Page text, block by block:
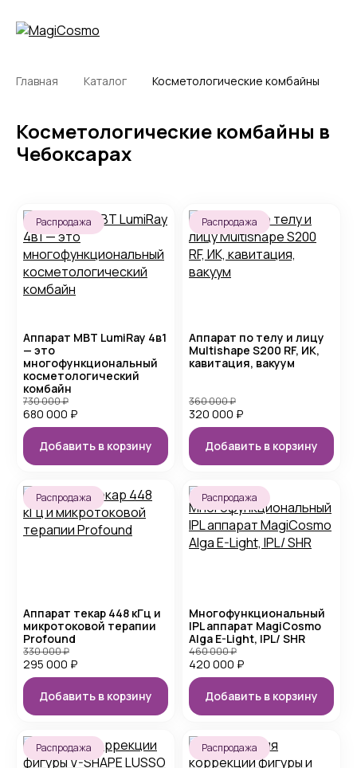
Главная Каталог Косметологические комбайны
Косметологические комбайны в
Чебоксарах
Распродажа
Аппарат MBT LumiRay 4в1
— это
многофункциональный
косметологический
комбайн
680 000 ₽
730 000₽
Добавить в корзину
Распродажа
Аппарат по телу и лицу
Multishape S200 RF, ИК,
кавитация, вакуум
320 000 ₽
360 000₽
Добавить в корзину
Распродажа
Аппарат текар 448 кГц и
микротоковой терапии
Profound
295 000 ₽
330 000₽
Добавить в корзину
Распродажа
Многофункциональный
IPL аппарат MagiCosmo
Alga E-Light, IPL/ SHR
420 000 ₽
460 000₽
Добавить в корзину
Распродажа Распродажа